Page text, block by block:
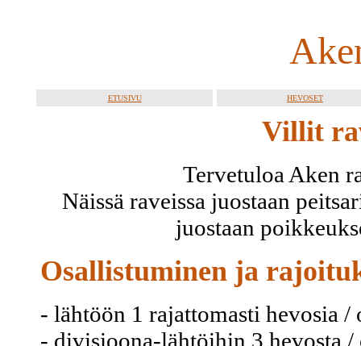
ETUSIVU HEVOSET
Villit
Tervetuloa Aken
Näissä raveissa juostaan
juostaan
Osallistuminen ja
- lähtöön 1 rajattomasti hevosia /
- divisioona-lähtöihin 3 hevosta /